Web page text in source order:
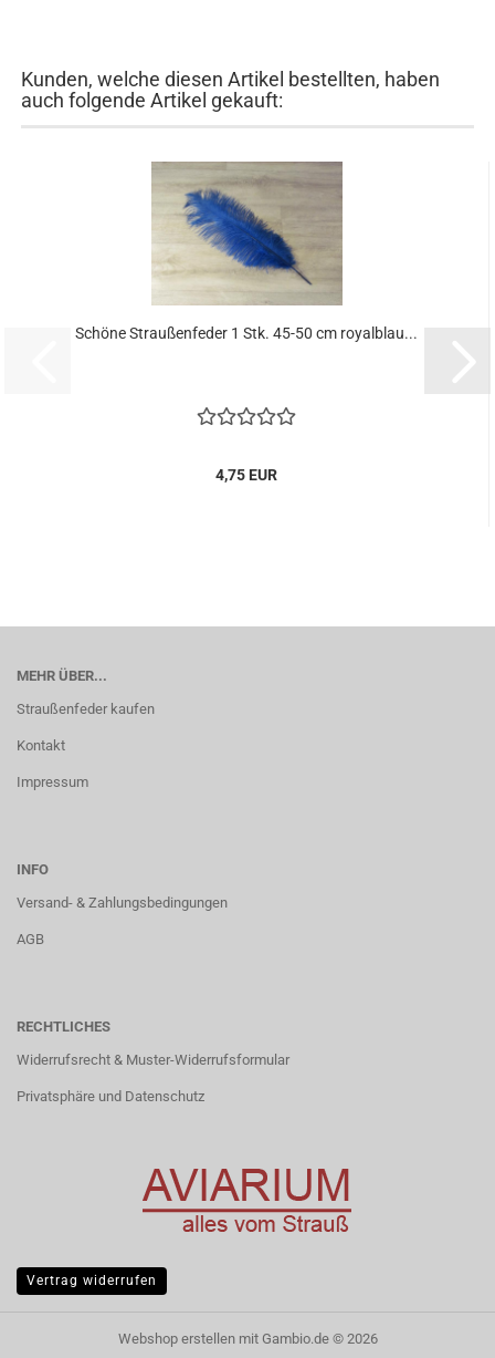
Kunden, welche diesen Artikel bestellten, haben
auch folgende Artikel gekauft:
Schöne Straußenfeder 1 Stk. 45-50 cm royalblau...
4,75 EUR
MEHR ÜBER...
Straußenfeder kaufen
Kontakt
Impressum
INFO
Versand- & Zahlungsbedingungen
AGB
RECHTLICHES
Widerrufsrecht & Muster-Widerrufsformular
Privatsphäre und Datenschutz
Vertrag widerrufen
Webshop erstellenmit Gambio.de © 2026